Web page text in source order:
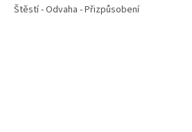
Štěstí - Odvaha - Přizpůsobení